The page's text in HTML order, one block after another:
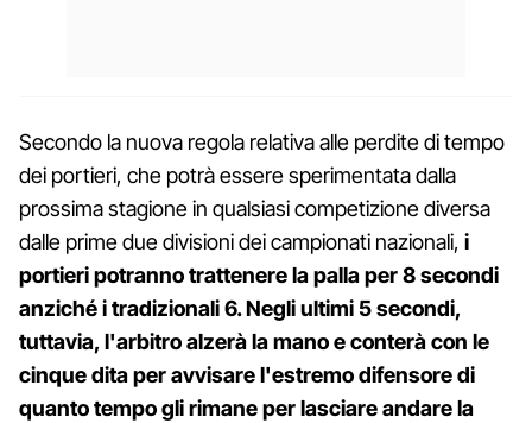
Secondo la nuova regola relativa alle perdite di tempo
dei portieri, che potrà essere sperimentata dalla
prossima stagione in qualsiasi competizione diversa
dalle prime due divisioni dei campionati nazionali, i
portieri potranno trattenere la palla per 8 secondi
anziché i tradizionali 6. Negli ultimi 5 secondi,
tuttavia, l'arbitro alzerà la mano e conterà con le
cinque dita per avvisare l'estremo difensore di
quanto tempo gli rimane per lasciare andare la